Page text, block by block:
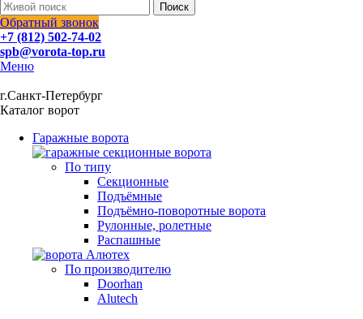
Поиск
Обратный звонок
+7 (812) 502-74-02
spb@vorota-top.ru
Меню
г.Санкт-Петербург
Каталог ворот
Гаражные ворота
По типу
Секционные
Подъёмные
Подъёмно-поворотные ворота
Рулонные, ролетные
Распашные
По производителю
Doorhan
Alutech